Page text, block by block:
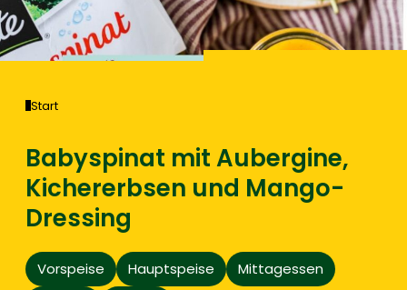
Start
Babyspinat mit Aubergine,
Kichererbsen und Mango-
Dressing
Vorspeise Hauptspeise
Mittagessen